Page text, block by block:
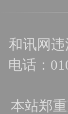
和讯网
电话：
本站郑